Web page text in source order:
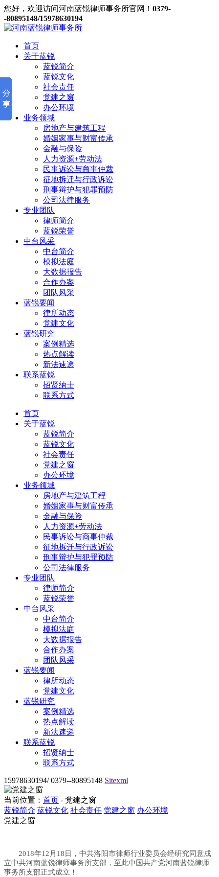
您好，欢迎访问河南蓝锐律师事务所官网！ 0379-
-80895148/15978630194
首页
关于蓝锐
蓝锐简介
蓝锐文化
社会责任
党建之窗
办公环境
业务领域
房地产与建筑工程
婚姻家事与财富传承
金融与保险
人力资源+劳动法
民事诉讼与商事仲裁
征地拆迁与行政诉讼
刑事辩护与犯罪预防
公司法律服务
专业团队
律师简介
蓝锐荣誉
中台风采
中台简介
模拟法庭
大数据报告
合作办案
团队风采
蓝锐要闻
律所动态
党建文化
蓝锐研究
案例精选
热点解读
新法速递
联系蓝锐
招贤纳士
联系方式
首页
关于蓝锐
蓝锐简介
蓝锐文化
社会责任
党建之窗
办公环境
业务领域
房地产与建筑工程
婚姻家事与财富传承
金融与保险
人力资源+劳动法
民事诉讼与商事仲裁
征地拆迁与行政诉讼
刑事辩护与犯罪预防
公司法律服务
专业团队
律师简介
蓝锐荣誉
中台风采
中台简介
模拟法庭
大数据报告
合作办案
团队风采
蓝锐要闻
律所动态
党建文化
蓝锐研究
案例精选
热点解读
新法速递
联系蓝锐
招贤纳士
联系方式
15978630194/ 0379--80895148 Sitexml
当前位置： 首页 - 党建之窗
蓝锐简介 蓝锐文化 社会责任 党建之窗 办公环境
党建之窗
2018年12月18日，中共洛阳市律师行业委员会经研究同意成
立中共河南蓝锐律师事务所支部，至此中国共产党河南蓝锐律师
事务所支部正式成立！